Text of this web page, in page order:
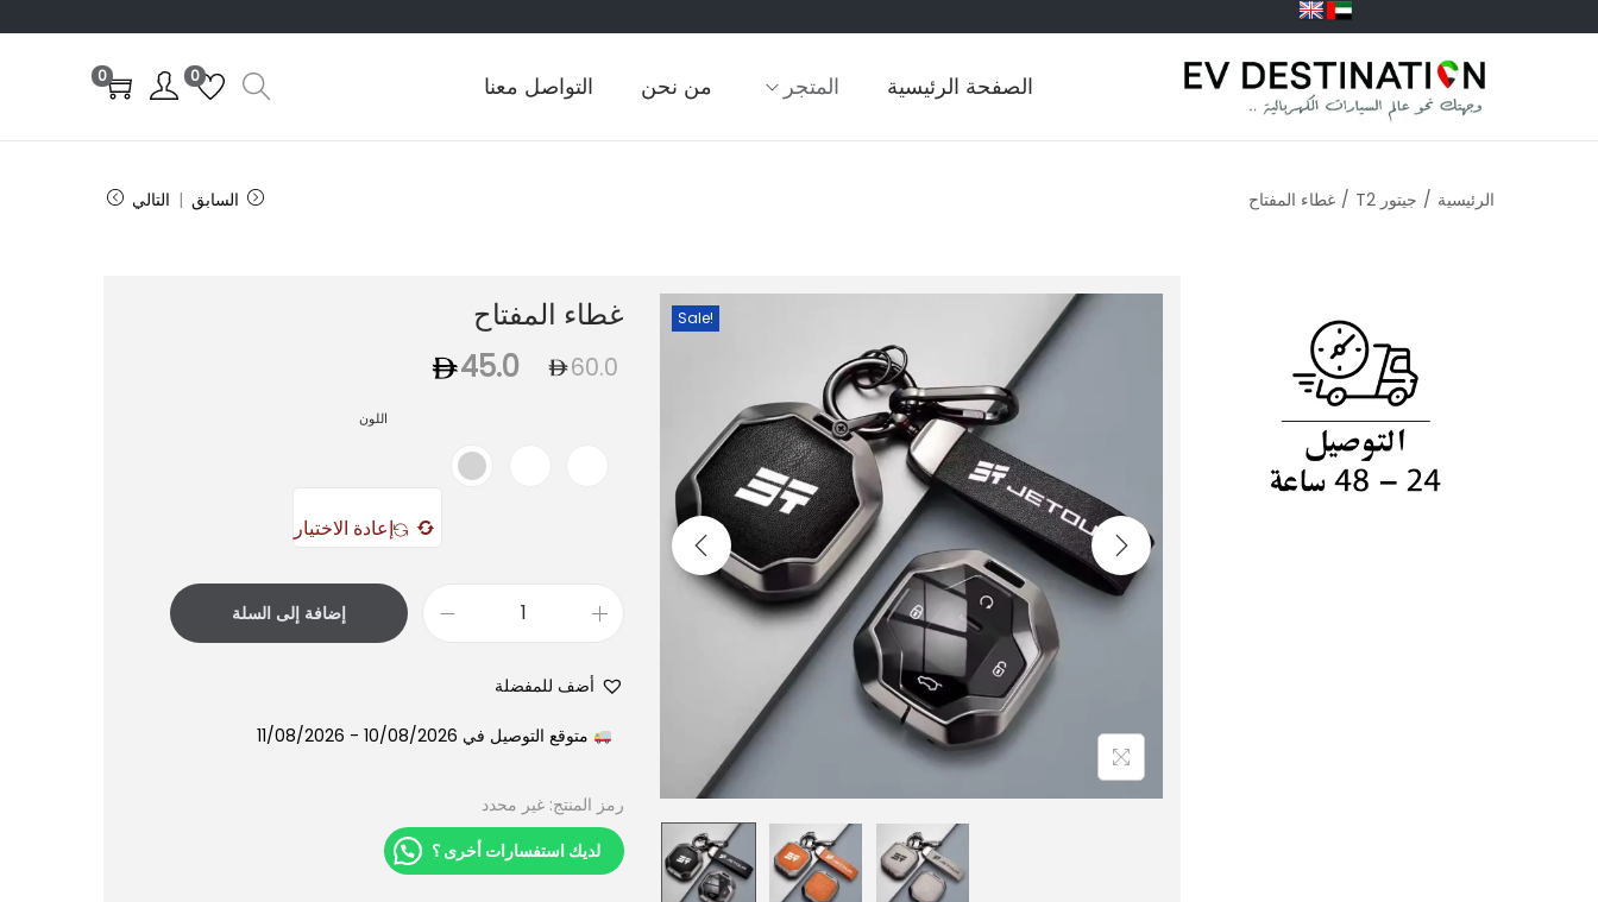
الصفحة الرئيسية المتجر من نحن التواصل معنا 0
0
الرئيسية / جيتور T2 / غطاء المفتاح السابق التالي
Sale! غطاء المفتاح
60.0
45.0
اللون
إعادة الاختيار
إضافة إلى السلة
أضف للمفضلة
متوقع التوصيل في 10/08/2026 - 11/08/2026
رمز المنتج: غير محدد
لديك استفسارات أخرى ؟